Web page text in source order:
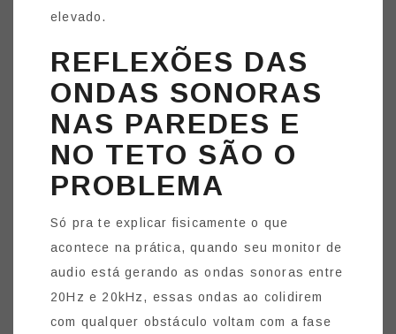
elevado.
REFLEXÕES DAS
ONDAS SONORAS
NAS PAREDES E
NO TETO SÃO O
PROBLEMA
Só pra te explicar fisicamente o que
acontece na prática, quando seu monitor de
audio está gerando as ondas sonoras entre
20Hz e 20kHz, essas ondas ao colidirem
com qualquer obstáculo voltam com a fase